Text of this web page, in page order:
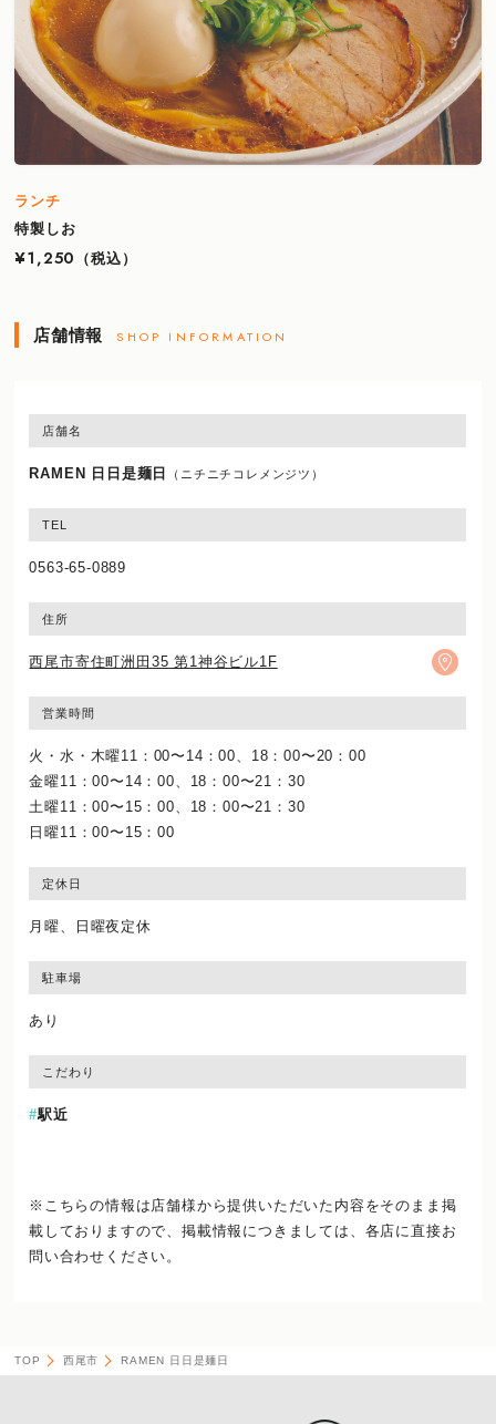
ランチ
特製しお
¥1,250
（税込）
店舗情報 SHOP INFORMATION
店舗名
RAMEN 日日是麺日 （ニチニチコレメンジツ）
TEL
0563-65-0889
住所
西尾市寄住町洲田35 第1神谷ビル1F
営業時間
火・水・木曜11：00〜14：00、18：00〜20：00
金曜11：00〜14：00、18：00〜21：30
土曜11：00〜15：00、18：00〜21：30
日曜11：00〜15：00
定休日
月曜、日曜夜定休
駐車場
あり
こだわり
駅近
※こちらの情報は店舗様から提供いただいた内容をそのまま掲
載しておりますので、掲載情報につきましては、各店に直接お
問い合わせください。
TOP 西尾市 RAMEN 日日是麺日